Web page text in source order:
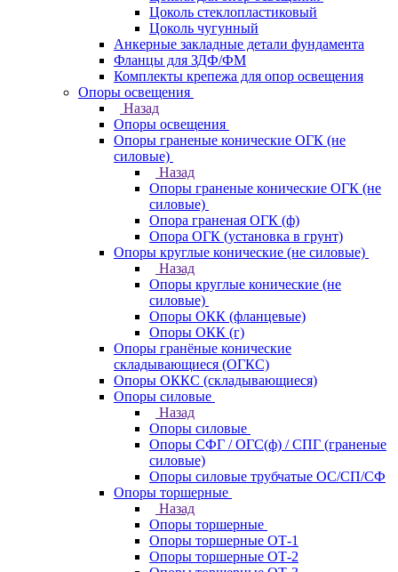
Цоколь стеклопластиковый
Цоколь чугунный
Анкерные закладные детали фундамента
Фланцы для ЗДФ/ФМ
Комплекты крепежа для опор освещения
Опоры освещения
Назад
Опоры освещения
Опоры граненые конические ОГК (не
силовые)
Назад
Опоры граненые конические ОГК (не
силовые)
Опора граненая ОГК (ф)
Опора ОГК (установка в грунт)
Опоры круглые конические (не силовые)
Назад
Опоры круглые конические (не
силовые)
Опоры ОКК (фланцевые)
Опоры ОКК (г)
Опоры гранёные конические
складывающиеся (ОГКС)
Опоры ОККС (складывающиеся)
Опоры силовые
Назад
Опоры силовые
Опоры СФГ / ОГС(ф) / СПГ (граненые
силовые)
Опоры силовые трубчатые ОС/СП/СФ
Опоры торшерные
Назад
Опоры торшерные
Опоры торшерные ОТ-1
Опоры торшерные ОТ-2